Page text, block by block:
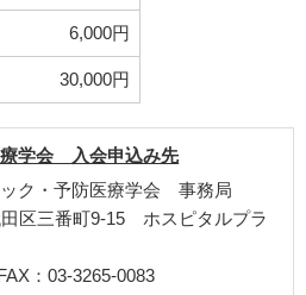
6,000円
30,000円
療学会 入会申込み先
ク・予防医療学会 事務局
区三番町9-15 ホスピタルプラ
：03-3265-0083